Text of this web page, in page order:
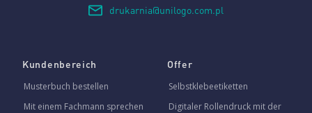
drukarnia@unilogo.com.pl
Kundenbereich
Musterbuch bestellen
Mit einem Fachmann sprechen
Offer
Selbstklebeetiketten
Digitaler Rollendruck mit der